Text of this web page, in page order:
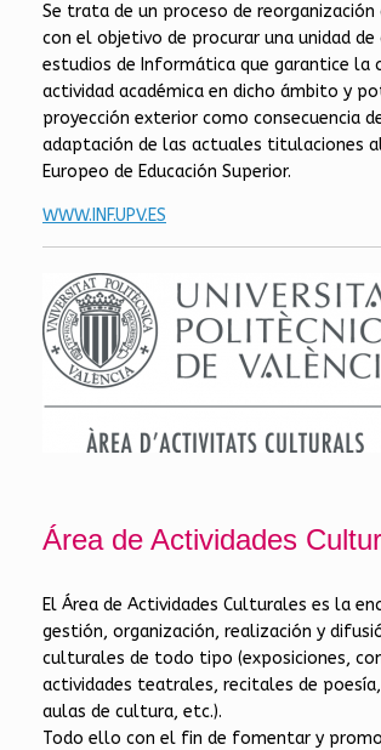
Se trata de un proceso de
con el objetivo de procurar una unidad de
estudios de Informática que garantice la
actividad académica en dicho ámbito y
proyección exterior como consecuencia
adaptación de las actuales titulaciones
Europeo de Educación Superior.
WWW.INF.UPV.ES
Área de Actividades
El Área de Actividades Culturales es la
gestión, organización, realización y
culturales de todo tipo (exposiciones,
actividades teatrales, recitales de
aulas de cultura, etc.).
Todo ello con el fin de fomentar y